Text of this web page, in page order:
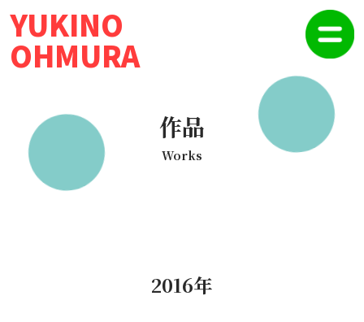
YUKINO
OHMURA
作品
Works
2016年